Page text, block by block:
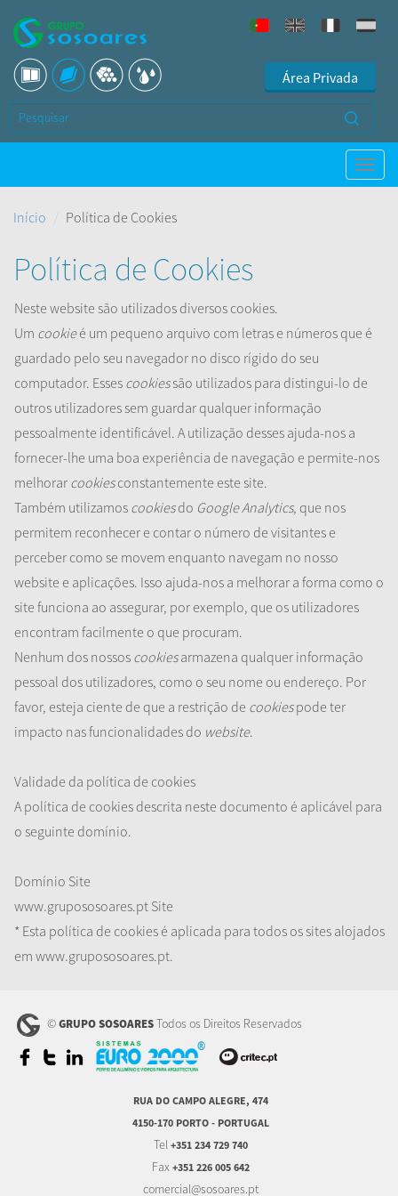
Área Privada
Início Política de Cookies
Política de Cookies
Neste website são utilizados diversos cookies.
Um cookieé um pequeno arquivo com letras e números que é
guardado pelo seu navegador no disco rígido do seu
computador. Esses cookiessão utilizados para distingui-lo de
outros utilizadores sem guardar qualquer informação
pessoalmente identificável. A utilização desses ajuda-nos a
fornecer-lhe uma boa experiência de navegação e permite-nos
melhorar cookiesconstantemente este site.
Também utilizamos cookiesdo Google Analytics, que nos
permitem reconhecer e contar o número de visitantes e
perceber como se movem enquanto navegam no nosso
website e aplicações. Isso ajuda-nos a melhorar a forma como o
site funciona ao assegurar, por exemplo, que os utilizadores
encontram facilmente o que procuram.
Nenhum dos nossos cookiesarmazena qualquer informação
pessoal dos utilizadores, como o seu nome ou endereço. Por
favor, esteja ciente de que a restrição de cookiespode ter
impacto nas funcionalidades do website.
Validade da política de cookies
A política de cookies descrita neste documento é aplicável para
o seguinte domínio.
Domínio Site
www.grupososoares.pt Site
* Esta política de cookies é aplicada para todos os sites alojados
em www.grupososoares.pt.
©GRUPO SOSOARESTodos os Direitos Reservados
RUA DO CAMPO ALEGRE, 474
4150-170 PORTO - PORTUGAL
Tel +351 234 729 740
Fax +351 226 005 642
comercial@sosoares.pt